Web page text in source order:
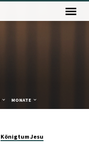
MONATE
Königtum Jesu